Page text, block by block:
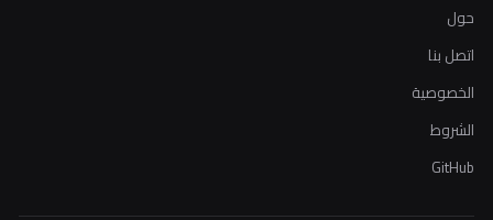
حول
اتصل بنا
الخصوصية
الشروط
GitHub